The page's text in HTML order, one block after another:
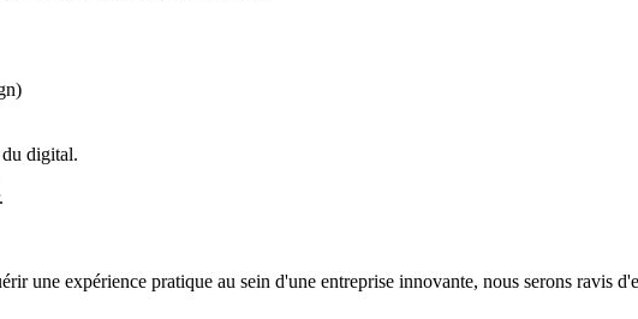
du digital.
une expérience pratique au sein d'une entreprise innovante, nous serons ravis